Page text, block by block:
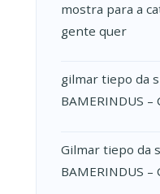
mostra para a
gente quer
gilmar tiepo da
BAMERINDUS –
Gilmar tiepo da
BAMERINDUS –